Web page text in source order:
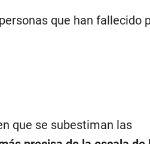
que han fallecido
que se subestiman las